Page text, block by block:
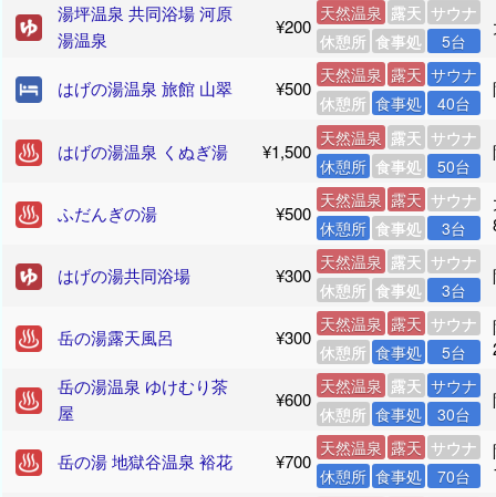
湯坪温泉 共同浴場 河原
湯温泉
¥200
天然温泉 露天 サウナ
休憩所 食事処 5台
はげの湯温泉 旅館 山翠 ¥500
天然温泉 露天 サウナ
休憩所 食事処 40台
はげの湯温泉 くぬぎ湯 ¥1,500
天然温泉 露天 サウナ
休憩所 食事処 50台
ふだんぎの湯 ¥500
天然温泉 露天 サウナ
休憩所 食事処 3台
はげの湯共同浴場 ¥300
天然温泉 露天 サウナ
休憩所 食事処 3台
岳の湯露天風呂 ¥300
天然温泉 露天 サウナ
休憩所 食事処 5台
岳の湯温泉 ゆけむり茶
屋
¥600
天然温泉 露天 サウナ
休憩所 食事処 30台
岳の湯 地獄谷温泉 裕花 ¥700
天然温泉 露天 サウナ
休憩所 食事処 70台